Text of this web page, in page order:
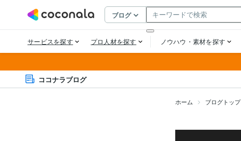
ココナラブログ
ホーム ブログトップ